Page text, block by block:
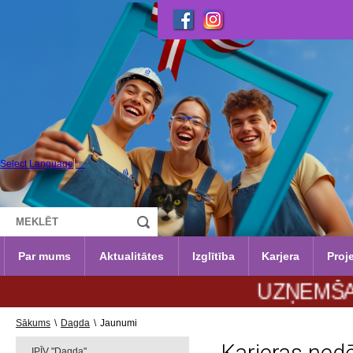
Select Language ▼
Par mums Aktualitātes Izglītība Karjera
Sākums \ Dagda \ Jaunumi